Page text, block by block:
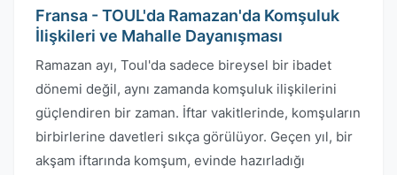
Fransa - TOUL'da Ramazan'da Komşuluk
İlişkileri ve Mahalle Dayanışması
Ramazan ayı, Toul'da sadece bireysel bir ibadet
dönemi değil, aynı zamanda komşuluk ilişkilerini
güçlendiren bir zaman. İftar vakitlerinde, komşuların
birbirlerine davetleri sıkça görülüyor. Geçen yıl, bir
akşam iftarında komşum, evinde hazırladığı